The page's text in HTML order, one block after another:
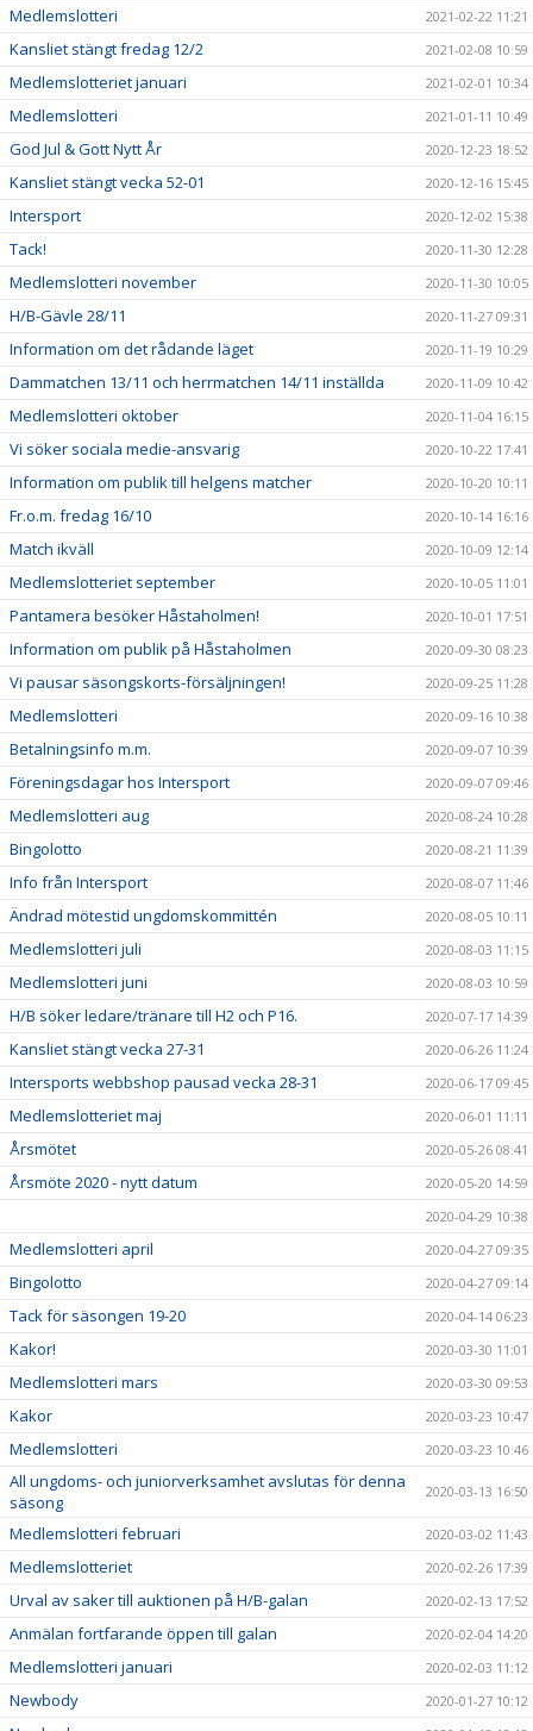
Medlemslotteri 2021-02-22 11:21
Kansliet stängt fredag 12/2 2021-02-08 10:59
Medlemslotteriet januari 2021-02-01 10:34
Medlemslotteri 2021-01-11 10:49
God Jul & Gott Nytt År 2020-12-23 18:52
Kansliet stängt vecka 52-01 2020-12-16 15:45
Intersport 2020-12-02 15:38
Tack! 2020-11-30 12:28
Medlemslotteri november 2020-11-30 10:05
H/B-Gävle 28/11 2020-11-27 09:31
Information om det rådande läget 2020-11-19 10:29
Dammatchen 13/11 och herrmatchen 14/11 inställda 2020-11-09 10:42
Medlemslotteri oktober 2020-11-04 16:15
Vi söker sociala medie-ansvarig 2020-10-22 17:41
Information om publik till helgens matcher 2020-10-20 10:11
Fr.o.m. fredag 16/10 2020-10-14 16:16
Match ikväll 2020-10-09 12:14
Medlemslotteriet september 2020-10-05 11:01
Pantamera besöker Håstaholmen! 2020-10-01 17:51
Information om publik på Håstaholmen 2020-09-30 08:23
Vi pausar säsongskorts-försäljningen! 2020-09-25 11:28
Medlemslotteri 2020-09-16 10:38
Betalningsinfo m.m. 2020-09-07 10:39
Föreningsdagar hos Intersport 2020-09-07 09:46
Medlemslotteri aug 2020-08-24 10:28
Bingolotto 2020-08-21 11:39
Info från Intersport 2020-08-07 11:46
Ändrad mötestid ungdomskommittén 2020-08-05 10:11
Medlemslotteri juli 2020-08-03 11:15
Medlemslotteri juni 2020-08-03 10:59
H/B söker ledare/tränare till H2 och P16. 2020-07-17 14:39
Kansliet stängt vecka 27-31 2020-06-26 11:24
Intersports webbshop pausad vecka 28-31 2020-06-17 09:45
Medlemslotteriet maj 2020-06-01 11:11
Årsmötet 2020-05-26 08:41
Årsmöte 2020 - nytt datum
2020-05-20 14:59
2020-04-29 10:38
Medlemslotteri april 2020-04-27 09:35
Bingolotto 2020-04-27 09:14
Tack för säsongen 19-20 2020-04-14 06:23
Kakor! 2020-03-30 11:01
Medlemslotteri mars 2020-03-30 09:53
Kakor 2020-03-23 10:47
Medlemslotteri 2020-03-23 10:46
All ungdoms- och juniorverksamhet avslutas för denna
säsong
2020-03-13 16:50
Medlemslotteri februari 2020-03-02 11:43
Medlemslotteriet 2020-02-26 17:39
Urval av saker till auktionen på H/B-galan 2020-02-13 17:52
Anmälan fortfarande öppen till galan 2020-02-04 14:20
Medlemslotteri januari 2020-02-03 11:12
Newbody 2020-01-27 10:12